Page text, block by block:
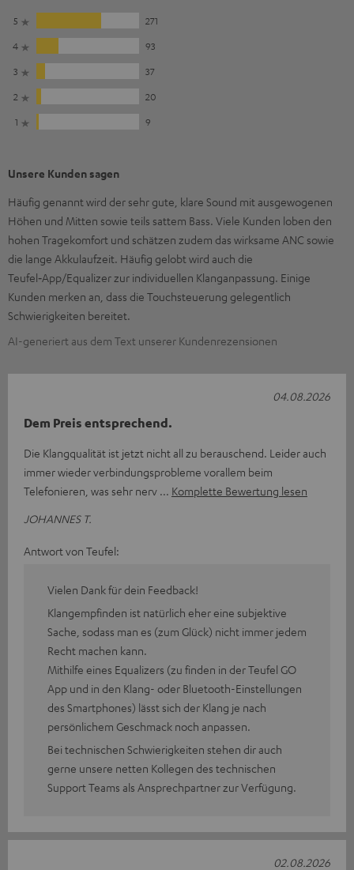
5
271
4
93
3
37
2
20
1
9
Unsere Kunden sagen
Häufig genannt wird der sehr gute, klare Sound mit ausgewogenen
Höhen und Mitten sowie teils sattem Bass. Viele Kunden loben den
hohen Tragekomfort und schätzen zudem das wirksame ANC sowie
die lange Akkulaufzeit. Häufig gelobt wird auch die
Teufel‑App/Equalizer zur individuellen Klanganpassung. Einige
Kunden merken an, dass die Touchsteuerung gelegentlich
Schwierigkeiten bereitet.
AI-generiert aus dem Text unserer Kundenrezensionen
Dem Preis entsprechend.
Die Klangqualität ist jetzt nicht all zu berauschend. Leider auch
immer wieder verbindungsprobleme vorallem beim
Telefonieren, was sehr nerv
Komplette Bewertung lesen
JOHANNES T.
04.08.2026
Antwort von Teufel:
Vielen Dank für dein Feedback!
Klangempfinden ist natürlich eher eine subjektive
Sache, sodass man es (zum Glück) nicht immer jedem
Recht machen kann.
Mithilfe eines Equalizers (zu finden in der Teufel GO
App und in den Klang- oder Bluetooth-Einstellungen
des Smartphones) lässt sich der Klang je nach
persönlichem Geschmack noch anpassen.
Bei technischen Schwierigkeiten stehen dir auch
gerne unsere netten Kollegen des technischen
Support Teams als Ansprechpartner zur Verfügung.
02.08.2026